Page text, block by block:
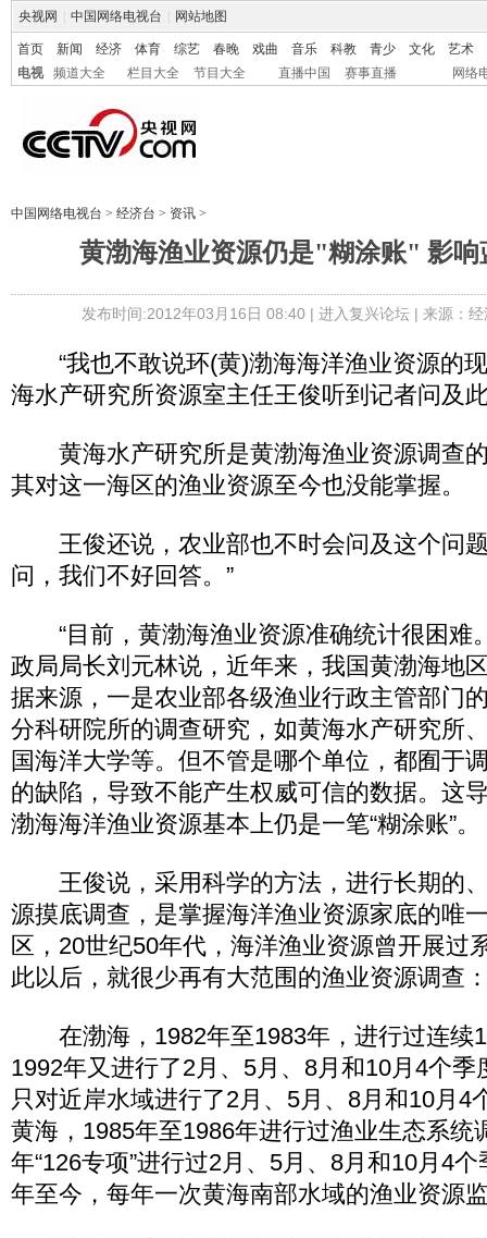
央视网 中国网络电视台 网站地图
首页 新闻 经济 体育 综艺 春晚 戏曲 音乐 科教 青少 文化
艺术
电视
频道大全 栏目大全 节目大全 直播中国 赛事直播 网络
中国网络电视台 > 经济台 > 资讯 >
黄渤海渔业资源仍是"糊涂账" 影响
发布时间:2012年03月16日 08:40 | 进入复兴论坛| 来源：
“我也不敢说环(黄)渤海海洋渔业资源的现
海水产研究所资源室主任王俊听到记者问及
黄海水产研究所是黄渤海渔业资源调查
其对这一海区的渔业资源至今也没能掌握。
王俊还说，农业部也不时会问及这个问题
问，我们不好回答。”
“目前，黄渤海渔业资源准确统计很困难
政局局长刘元林说，近年来，我国黄渤海地
据来源，一是农业部各级渔业行政主管部门
分科研院所的调查研究，如黄海水产研究所
国海洋大学等。但不管是哪个单位，都囿于
的缺陷，导致不能产生权威可信的数据。这
渤海海洋渔业资源基本上仍是一笔“糊涂账”。
王俊说，采用科学的方法，进行长期的
源摸底调查，是掌握海洋渔业资源家底的唯
区，20世纪50年代，海洋渔业资源曾开展过
此以后，就很少再有大范围的渔业资源调查
在渤海，1982年至1983年，进行过连续
1992年又进行了2月、5月、8月和10月4个季
只对近岸水域进行了2月、5月、8月和10月4
黄海，1985年至1986年进行过渔业生态系统
年“126专项”进行过2月、5月、8月和10月4
年至今，每年一次黄海南部水域的渔业资源